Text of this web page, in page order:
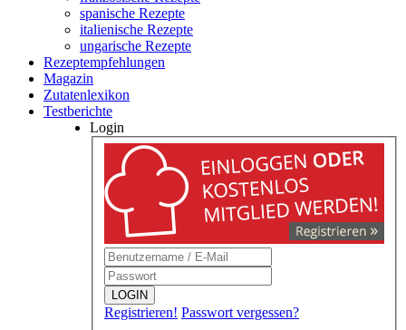
spanische Rezepte
italienische Rezepte
ungarische Rezepte
Rezeptempfehlungen
Magazin
Zutatenlexikon
Testberichte
Login
LOGIN
Registrieren! Passwort vergessen?